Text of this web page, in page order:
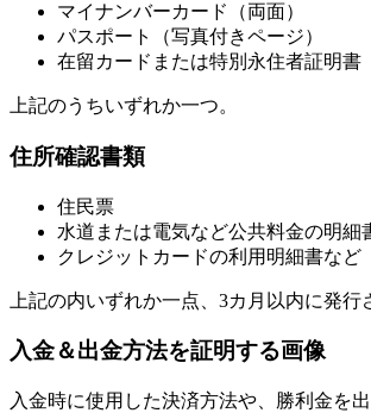
マイナンバーカード（両面）
パスポート（写真付きページ）
在留カードまたは特別永住者証明書
上記のうちいずれか一つ。
住所確認書類
住民票
水道または電気など公共料金の明細
クレジットカードの利用明細書など
上記の内いずれか一点、3カ月以内に発行
入金＆出金方法を証明する画像
入金時に使用した決済方法や、勝利金を